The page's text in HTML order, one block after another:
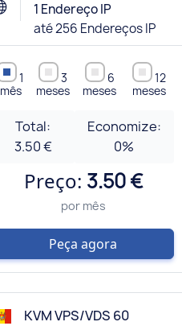
1 Endereço IP
até 256 Endereços IP
1
mês
3
meses
6
meses
12
meses
Total:
3.50 €
Economize:
0%
Preço: 3.50 €
por mês
Peça agora
KVM VPS/VDS 60